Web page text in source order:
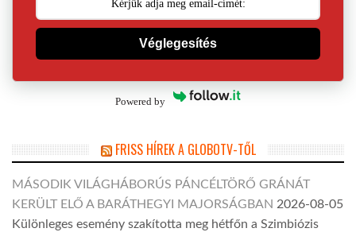
Véglegesítés
Powered by
FRISS HÍREK A GLOBOTV-TŐL
MÁSODIK VILÁGHÁBORÚS PÁNCÉLTÖRŐ GRÁNÁT
KERÜLT ELŐ A BARÁTHEGYI MAJORSÁGBAN 2026-08-05
Különleges esemény szakította meg hétfőn a Szimbiózis